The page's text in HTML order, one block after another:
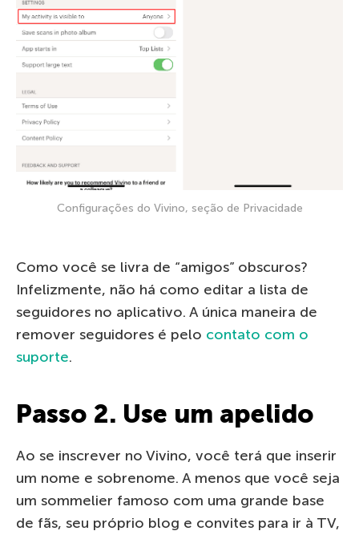
Configurações do Vivino, seção de Privacidade
Como você se livra de “amigos” obscuros?
Infelizmente, não há como editar a lista de
seguidores no aplicativo. A única maneira de
remover seguidores é pelo contato com o
suporte.
Passo 2. Use um apelido
Ao se inscrever no Vivino, você terá que inserir
um nome e sobrenome. A menos que você seja
um sommelier famoso com uma grande base
de fãs, seu próprio blog e convites para ir à TV,